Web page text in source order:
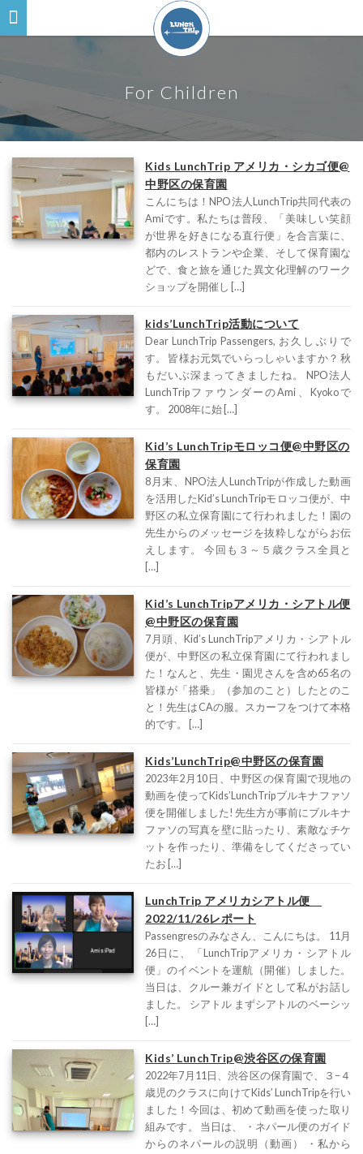
For Children
Kids LunchTrip アメリカ・シカゴ便@
中野区の保育園
こんにちは！NPO法人LunchTrip共同代表の
Amiです。私たちは普段、「美味しい笑顔
が世界を好きになる直行便」を合言葉に、
都内のレストランや企業、そして保育園な
どで、食と旅を通じた異文化理解のワーク
ショップを開催し […]
kids’LunchTrip活動について
Dear LunchTrip Passengers, お久しぶりで
す。 皆様お元気でいらっしゃいますか？ 秋
もだいぶ深まってきましたね。 NPO法人
LunchTripファウンダーのAmi、Kyokoで
す。 2008年に始 […]
Kid’s LunchTripモロッコ便@中野区の
保育園
8月末、NPO法人LunchTripが作成した動画
を活用したKid’s LunchTripモロッコ便が、中
野区の私立保育園にて行われました！園の
先生からのメッセージを抜粋しながらお伝
えします。 今回も３～５歳クラス全員と
[…]
Kid’s LunchTripアメリカ・シアトル便
@中野区の保育園
7月頭、Kid’s LunchTripアメリカ・シアトル
便が、中野区の私立保育園にて行われまし
た！なんと、先生・園児さんを含め65名の
皆様が「搭乗」（参加のこと）したとのこ
と！先生はCAの服。スカーフをつけて本格
的です。 […]
Kids’LunchTrip@中野区の保育園
2023年2月10日、中野区の保育園で現地の
動画を使ってKids’LunchTripブルキナファソ
便を開催しました! 先生方が事前にブルキナ
ファソの写真を壁に貼ったり、素敵なチケ
ットを作ったり、準備をしてくださってい
たお […]
LunchTrip アメリカシアトル便
2022/11/26レポート
Passengresのみなさん、こんにちは。 11月
26日に、「LunchTripアメリカ・シアトル
便」のイベントを運航（開催）しました。
当日は、クルー兼ガイドとして私がお話し
ました。 シアトル まずシアトルのベーシッ
[…]
Kids’ LunchTrip@渋谷区の保育園
2022年7月11日、渋谷区の保育園で、３−４
歳児のクラスに向けてKids’ LunchTripを行い
ました！今回は、初めて動画を使った取り
組みです。 当日は、 ・ネパール便のガイド
からのネパールの説明（動画） ・私から